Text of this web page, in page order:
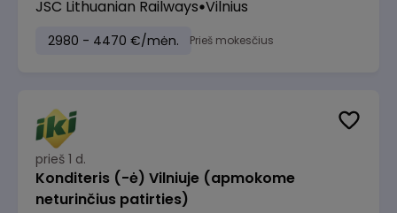
JSC Lithuanian Railways Vilnius
2980 - 4470 €/mėn. Prieš mokesčius
prieš 1 d.
Konditeris (-ė) Vilniuje (apmokome
neturinčius patirties)